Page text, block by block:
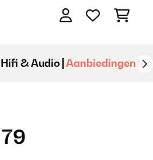
Hifi & Audio Aanbiedingen